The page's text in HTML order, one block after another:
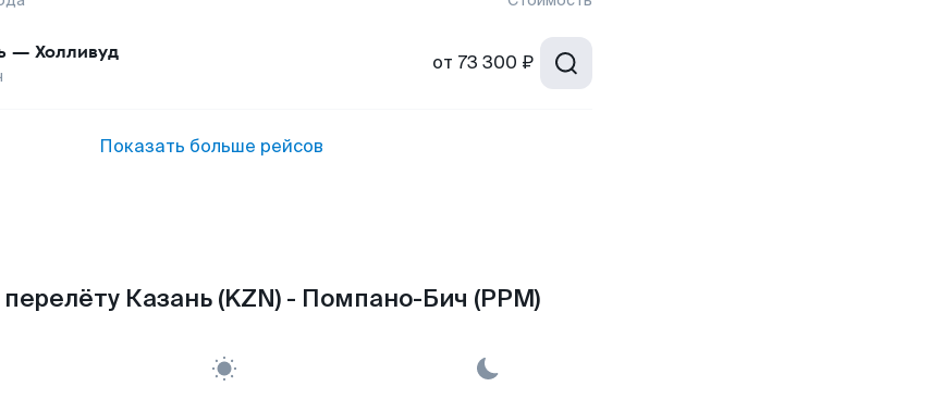
— Холливуд от 73 300 ₽
Показать больше рейсов
Казань (KZN) - Помпано-Бич (PPM)